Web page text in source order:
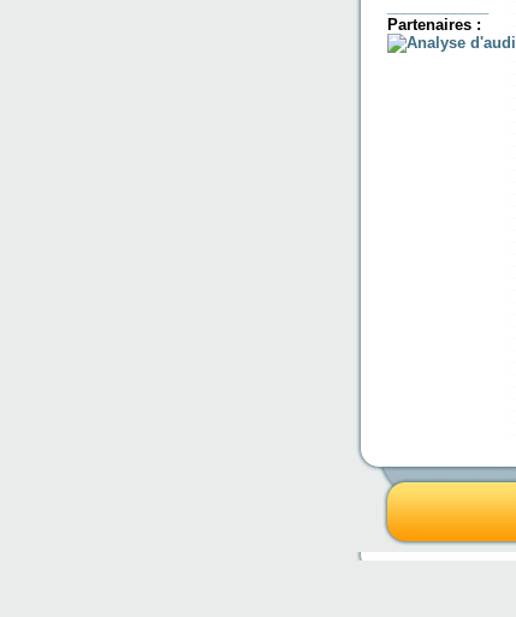
Partenaires :